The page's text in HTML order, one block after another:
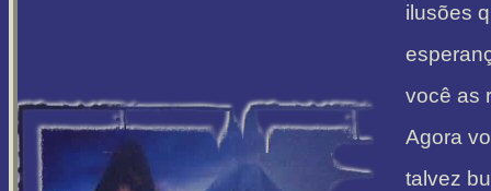
ilusões
você as
Agora
talvez